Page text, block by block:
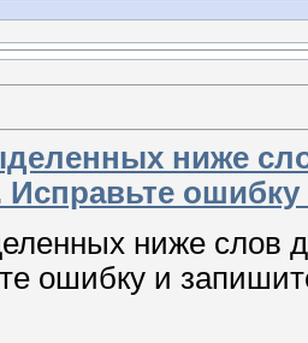
ниже
ниже слов
ошибку и